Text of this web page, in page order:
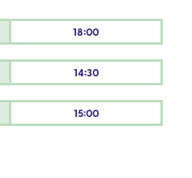
18:00
14:30
15:00